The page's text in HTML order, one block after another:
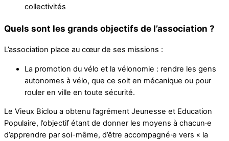
collectivités
Quels sont les grands objectifs de l’association ?
L’association place au cœur de ses missions :
La promotion du vélo et la vélonomie : rendre les gens
autonomes à vélo, que ce soit en mécanique ou pour
rouler en ville en toute sécurité.
Le Vieux Biclou a obtenu l’agrément Jeunesse et Education
Populaire, l’objectif étant de donner les moyens à chacun·e
d’apprendre par soi-même, d’être accompagné·e vers « la